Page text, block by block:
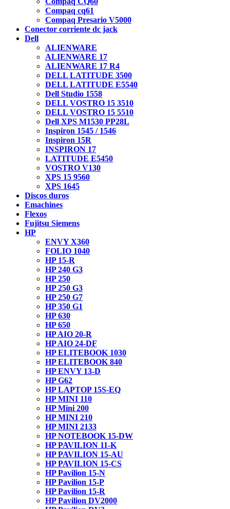
Compaq cq61
Compaq Presario V5000
Conector corriente dc jack
Dell
ALIENWARE
ALIENWARE 17
ALIENWARE 17 R4
DELL LATITUDE 3500
DELL LATITUDE E5540
Dell Studio 1558
DELL VOSTRO 15 3510
DELL VOSTRO 15 5510
Dell XPS M1530 PP28L
Inspiron 1545 / 1546
Inspiron 15R
INSPIRON 17
LATITUDE E5450
VOSTRO V130
XPS 15 9560
XPS 1645
Discos duros
Emachines
Flexos
Fujitsu Siemens
HP
ENVY X360
FOLIO 1040
HP 15-R
HP 240 G3
HP 250
HP 250 G3
HP 250 G7
HP 350 G1
HP 630
HP 650
HP AIO 20-R
HP AIO 24-DF
HP ELITEBOOK 1030
HP ELITEBOOK 840
HP ENVY 13-D
HP G62
HP LAPTOP 15S-EQ
HP MINI 110
HP Mini 200
HP MINI 210
HP MINI 2133
HP NOTEBOOK 15-DW
HP PAVILION 11-K
HP PAVILION 15-AU
HP PAVILION 15-CS
HP Pavilion 15-N
HP Pavilion 15-P
HP Pavilion 15-R
HP Pavilion DV2000